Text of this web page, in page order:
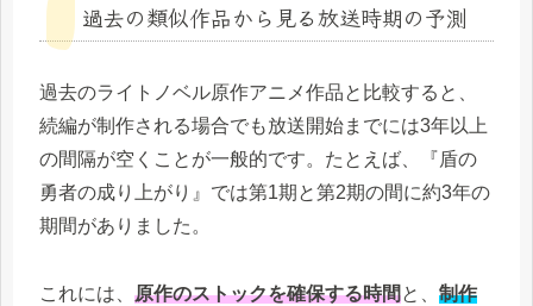
過去の類似作品から見る放送時期の予測
過去のライトノベル原作アニメ作品と比較すると、
続編が制作される場合でも放送開始までには3年以上
の間隔が空くことが一般的です。たとえば、『盾の
勇者の成り上がり』では第1期と第2期の間に約3年の
期間がありました。
これには、 原作のストックを確保する時間と、 制作